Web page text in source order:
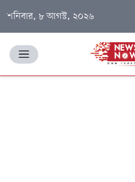
শনিবার, ৮ আগস্ট, ২০২৬